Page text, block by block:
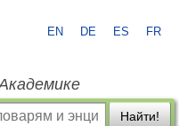
EN DE ES FR
Найти!